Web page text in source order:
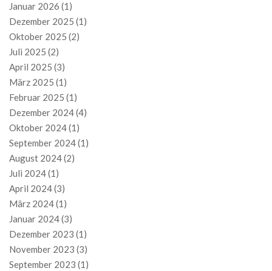
Januar 2026 (1)
Dezember 2025 (1)
Oktober 2025 (2)
Juli 2025 (2)
April 2025 (3)
März 2025 (1)
Februar 2025 (1)
Dezember 2024(4)
Oktober 2024(1)
September 2024(1)
August 2024(2)
Juli 2024(1)
April 2024(3)
März 2024(1)
Januar 2024(3)
Dezember 2023 (1)
November 2023 (3)
September 2023 (1)